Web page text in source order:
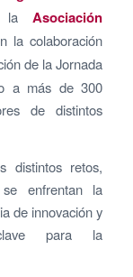
laAsociación
la colaboración
de la Jornada
a más de 300
de distintos
distintos retos,
enfrentan la
de innovación y
clave para la